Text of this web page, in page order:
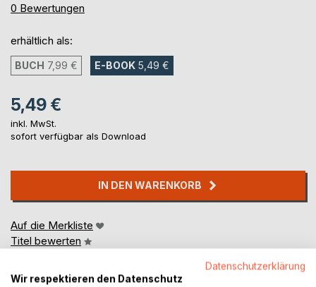
0%
0 Bewertungen
erhältlich als:
BUCH 7,99 € E-BOOK 5,49 €
5,49 €
inkl. MwSt.
sofort verfügbar als Download
IN DEN WARENKORB
Auf die Merkliste
Titel bewerten
Datenschutzerklärung
Wir respektieren den Datenschutz